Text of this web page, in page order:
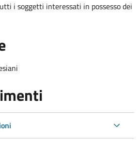
i soggetti interessati in possesso dei